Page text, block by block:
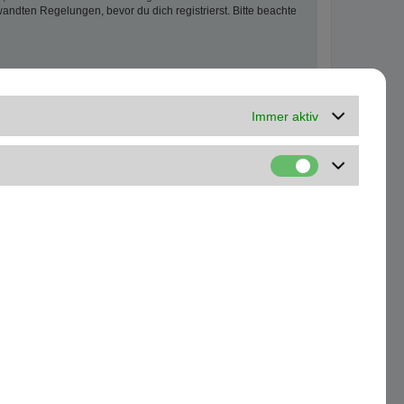
Regelungen, bevor du dich registrierst. Bitte beachte
Alle Zeiten sindUTC+01:00
Alle Cookies löschen
Kontakt
Immer aktiv